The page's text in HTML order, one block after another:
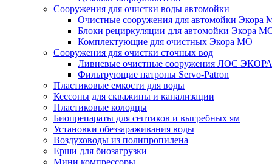
Сооружения для очистки воды автомойки
Очистные сооружения для автомойки Экора
Блоки рециркуляции для автомойки Экора
Комплектующие для очистных Экора МО
Сооружения для очистки сточных вод
Ливневые очистные сооружения ЛОС ЭКОРА
Фильтрующие патроны Servo-Patron
Пластиковые емкости для воды
Кессоны для скважины и канализации
Пластиковые колодцы
Биопрепараты для септиков и выгребных ям
Установки обеззараживания воды
Воздуховоды из полипропилена
Ерши для биозагрузки
Мини компрессоры